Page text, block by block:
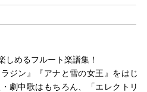
しめるフルート楽譜集！
ジン』『アナと雪の女王』をはじ
劇中歌はもちろん、「エレクトリ